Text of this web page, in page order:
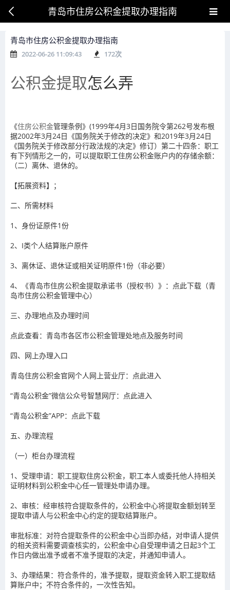
青岛市住房公积金提取办理指南
青岛市住房公积金提取办理指南
2022-06-26 11:09:43 172次
公积金提取怎么弄
《住房公积金管理条例》(1999年4月3日国务院令第262号发布根
据2002年3月24日《国务院关于修改的决定》和2019年3月24日
《国务院关于修改部分行政法规的决定》修订）第二十四条：职工
有下列情形之一的，可以提取职工住房公积金账户内的存储余额：
（二）离休、退休的。
【拓展资料】；
二、所需材料
1、身份证原件1份
2、I类个人结算账户原件
3、离休证、退休证或相关证明原件1份（非必要）
4、《青岛市住房公积金提取承诺书（授权书）》：点此下载（青
岛市住房公积金管理中心）
三、办理地点及办理时间
点此查看：青岛市各区市公积金管理处地点及服务时间
四、网上办理入口
青岛住房公积金官网个人网上营业厅：点此进入
“青岛公积金”微信公众号智慧网厅：点此进入
“青岛公积金”APP：点此下载
五、办理流程
（一）柜台办理流程
1、受理申请：职工提取住房公积金，职工本人或委托他人持相关
证明材料到公积金中心任一管理处申请办理。
2、审核：经审核符合提取条件的，公积金中心将提取金额划转至
提取申请人与公积金中心约定的提取结算账户。
审批标准：对符合提取条件的公积金中心当即办结，对申请人提供
的相关资料需要调查核实的，公积金中心自受理申请之日起3个工
作日内做出准予或者不准予提取的决定，并通知申请人。
3、办理结果：符合条件的，准予提取，提取资金转入职工提取结
算账户中；不符合条件的，一次性告知。